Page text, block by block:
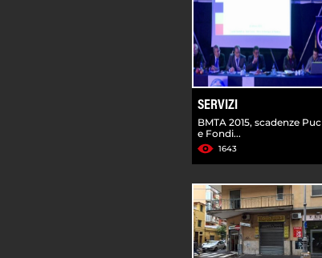
SERVIZI
BMTA 2015, scadenze Puc
e Fondi...
1643